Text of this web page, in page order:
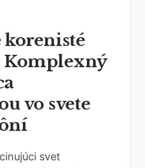
korenisté
Komplexný
vo svete
svet